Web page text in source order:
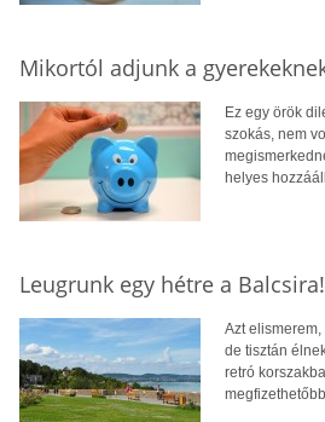
Mikortól adjunk a
Ez egy örök
szokás, nem
helyes
Leugrunk egy hétre a
Azt
de tisztán
retró